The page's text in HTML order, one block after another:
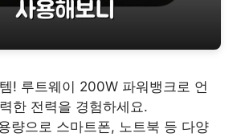
! 루트웨이 200W 파워뱅크로 언
한 전력을 경험하세요.
량으로 스마트폰, 노트북 등 다양